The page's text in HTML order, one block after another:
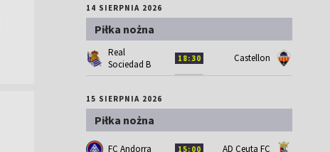
14 SIERPNIA 2026
Piłka nożna
Real
Sociedad B
18:30 Castellon
15 SIERPNIA 2026
Piłka nożna
FC Andorra 15:00 AD Ceuta FC